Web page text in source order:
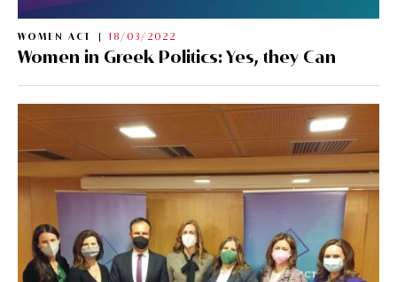
WOMEN ACT 18/03/2022
Women in Greek Politics: Yes, they Can